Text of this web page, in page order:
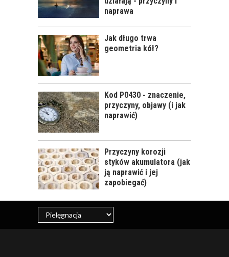
CALIFORNIA SCENTS
- OD CZEGO SIĘ
ZACZĘŁO?
KOSMETYKI
SAMOCHODOWE -
JAKIE WYBIERAĆ? CZ.
naprawa
Jak długo trwa
geometria kół?
Kod P0430 - znaczenie,
przyczyny, objawy (i jak
naprawić)
Przyczyny korozji
styków akumulatora (jak
ją naprawić i jej
zapobiegać)